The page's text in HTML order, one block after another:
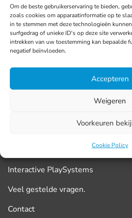
Om de beste gebruikerservaring te bieden,
zoals cookies om apparaatinformatie op te
in te stemmen met deze technologieën
surfgedrag of unieke ID's op deze site
intrekken van uw toestemming kan bepaalde
negatief beïnvloeden.
Accepteren
Weigeren
Voorkeuren
Cookie Policy
Transport
Interactive PlaySystems
Veel gestelde vragen.
Contact